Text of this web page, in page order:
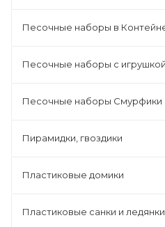
Песочные наборы в
Песочные наборы с
Песочные наборы Смурфики
Пирамидки, гвоздики
Пластиковые домики
Пластиковые санки и ледянки